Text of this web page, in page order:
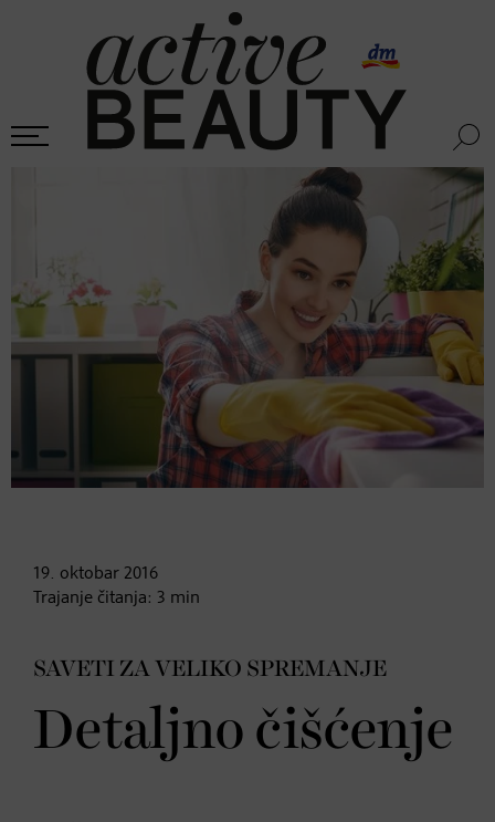
19. oktobar 2016
Trajanje čitanja: 3 min
SAVETI ZA VELIKO SPREMANJE
Detaljno čišćenje